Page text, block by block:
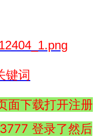
面下载打开注册
登录了然后